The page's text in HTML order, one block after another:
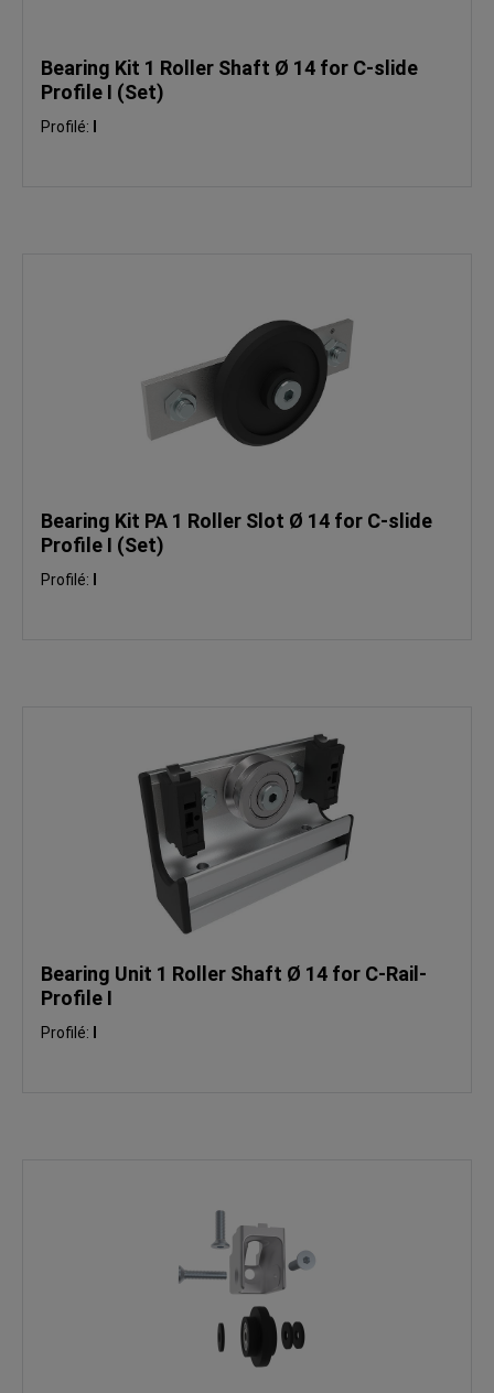
Bearing Kit 1 Roller Shaft Ø 14 for C-slide
Profile I (Set)
Profilé:
Bearing Kit PA 1 Roller Slot Ø 14 for C-slide
Profile I (Set)
Profilé:
Bearing Unit 1 Roller Shaft Ø 14 for C-Rail-
Profile I
Profilé: